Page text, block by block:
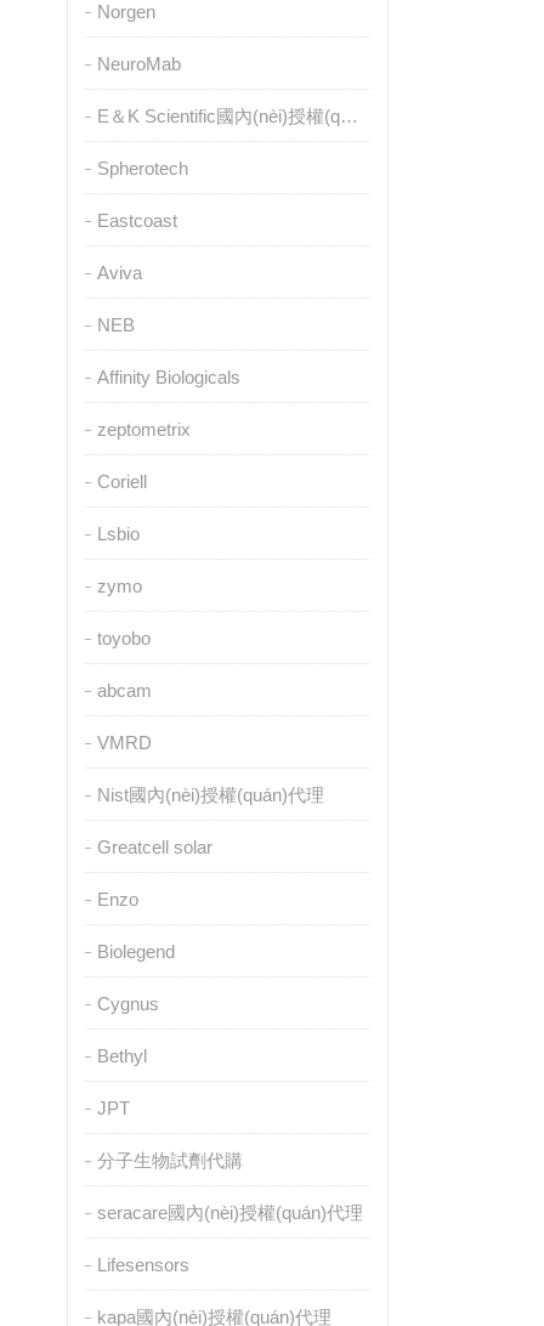
Norgen
NeuroMab
E＆K Scientific國內(nèi)授權(quán)代理
Spherotech
Eastcoast
Aviva
NEB
Affinity Biologicals
zeptometrix
Coriell
Lsbio
zymo
toyobo
abcam
VMRD
Nist國內(nèi)授權(quán)代理
Greatcell solar
Enzo
Biolegend
Cygnus
Bethyl
JPT
分子生物試劑代購
seracare國內(nèi)授權(quán)代理
Lifesensors
kapa國內(nèi)授權(quán)代理